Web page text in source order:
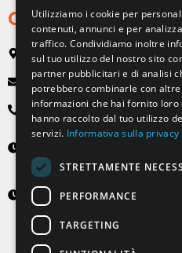
Contatti
Via Emilia, 13 20090
info@solartendemilano.it
+ 39 0239 931 187
Lunedì-Venerdì
8:30 - 12:30 e 14:00 - 18:00
Sabato
9:00 - 12:00 (solo su
Utilizziamo i cookie per
contenuti, annunci e per
traffico. Condividiamo inoltre
sul tuo utilizzo del nostro sito
partner pubblicitari e di analisi
potrebbero combinarle con altre
informazioni che hai fornito loro
hanno raccolto dal tuo utilizzo
servizi. Informativa sulla privacy
STRETTAMENTE
PERFORMANCE
TARGETING